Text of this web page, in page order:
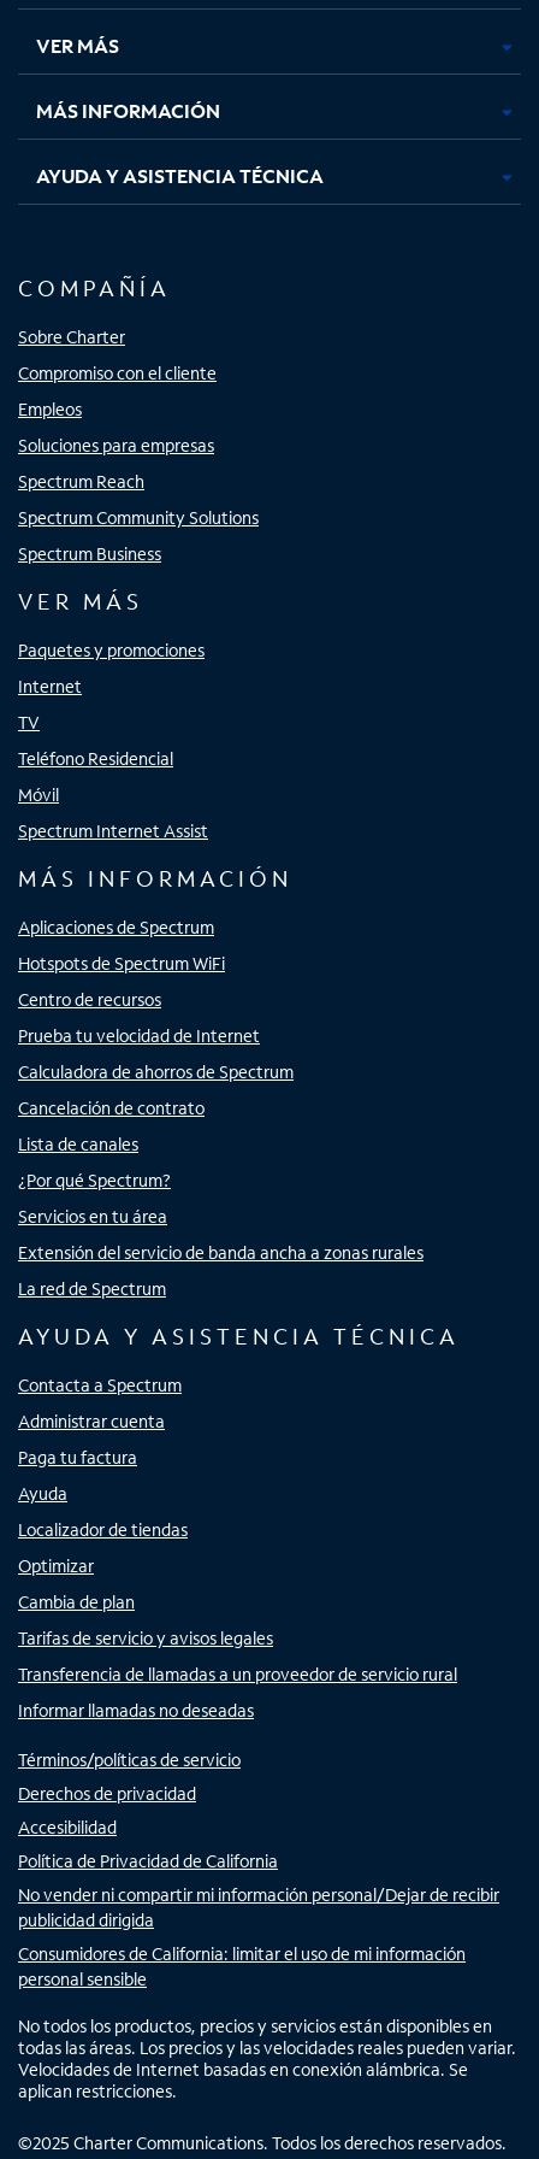
pestaña
nueva
pestaña
nueva
pestaña
nuevanueva
VER MÁS
MÁS INFORMACIÓN
AYUDA Y ASISTENCIA TÉCNICA
COMPAÑÍA
Sobre Charter
Compromiso con el cliente
Empleos
Soluciones para empresas
Spectrum Reach
Spectrum Community Solutions
Spectrum Business
VER MÁS
Paquetes y promociones
Internet
TV
Teléfono Residencial
Móvil
Spectrum Internet Assist
MÁS INFORMACIÓN
Aplicaciones de Spectrum
Hotspots de Spectrum WiFi
Centro de recursos
Prueba tu velocidad de Internet
Calculadora de ahorros de Spectrum
Cancelación de contrato
Lista de canales
¿Por qué Spectrum?
Servicios en tu área
Extensión del servicio de banda ancha a zonas rurales
La red de Spectrum
AYUDA Y ASISTENCIA TÉCNICA
Contacta a Spectrum
Administrar cuenta
Paga tu factura
Ayuda
Localizador de tiendas
Optimizar
Cambia de plan
Tarifas de servicio y avisos legales
Transferencia de llamadas a un proveedor de servicio rural
Informar llamadas no deseadas
Términos/políticas de servicio
Derechos de privacidad
Accesibilidad
Política de Privacidad de California
No vender ni compartir mi información personal/Dejar de recibir
publicidad dirigida
Consumidores de California: limitar el uso de mi información
personal sensible
No todos los productos, precios y servicios están disponibles en
todas las áreas. Los precios y las velocidades reales pueden variar.
Velocidades de Internet basadas en conexión alámbrica. Se
aplican restricciones.
©2025 Charter Communications. Todos los derechos reservados.